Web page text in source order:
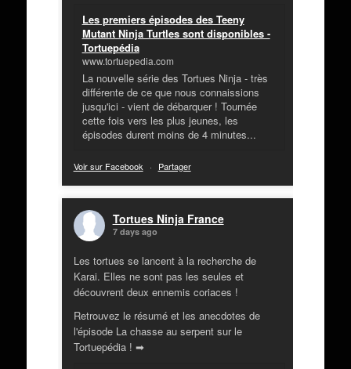
Les premiers épisodes des Teeny
Mutant Ninja Turtles sont disponibles -
Tortuepédia
www.tortuepedia.com
La nouvelle série des Tortues Ninja - très
différente de ce que nous connaissions
jusqu'ici - vient de débarquer ! Tournée
cette fois vers les plus jeunes, les
épisodes durent moins de 4 minutes...
Voir sur Facebook · Partager
Tortues Ninja France
7 days ago
Les tortues se lancent à la recherche de
Karai. Elles ne sont pas les seules et
découvrent deux ennemis coriaces !
Retrouvez le résumé et les anecdotes de
l'épisode La chasse au serpent sur le
Tortuepédia ! ➡